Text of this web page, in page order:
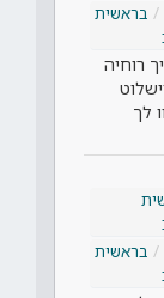
בראשית
רוחיה
לך
בראשית